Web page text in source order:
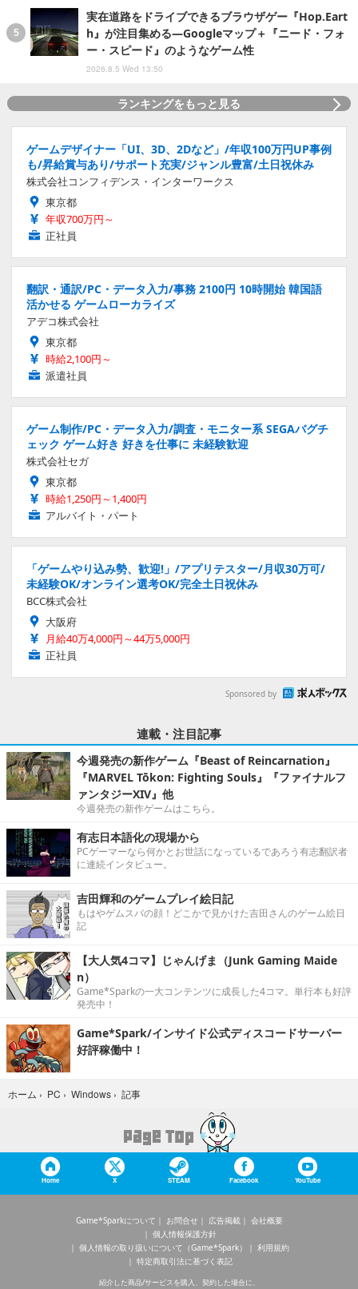
実在道路をドライブできるブラウザゲー『Hop.Eart
h』が注目集める―Googleマップ＋『ニード・フォ
ー・スピード』のようなゲーム性
2026.8.5 Wed 13:50
ランキングをもっと見る
ゲームデザイナー「UI、3D、2Dなど」/年収100万円UP事例
も/昇給賞与あり/サポート充実/ジャンル豊富/土日祝休み
株式会社コンフィデンス・インターワークス
東京都
年収700万円～
正社員
翻訳・通訳/PC・データ入力/事務 2100円 10時開始 韓国語
活かせる ゲームローカライズ
アデコ株式会社
東京都
時給2,100円～
派遣社員
ゲーム制作/PC・データ入力/調査・モニター系 SEGAバグチ
ェック ゲーム好き 好きを仕事に 未経験歓迎
株式会社セガ
東京都
時給1,250円～1,400円
アルバイト・パート
「ゲームやり込み勢、歓迎!」/アプリテスター/月収30万可/
未経験OK/オンライン選考OK/完全土日祝休み
BCC株式会社
大阪府
月給40万4,000円～44万5,000円
正社員
Sponsored by
連載・注目記事
今週発売の新作ゲーム『Beast of Reincarnation』
『MARVEL Tōkon: Fighting Souls』『ファイナルフ
ァンタジーXIV』他
今週発売の新作ゲームはこちら。
有志日本語化の現場から
PCゲーマーなら何かとお世話になっているであろう有志翻訳者
に連続インタビュー。
吉田輝和のゲームプレイ絵日記
もはやゲムスパの顔！どこかで見かけた吉田さんのゲーム絵日
記
【大人気4コマ】じゃんげま（Junk Gaming Maide
n）
Game*Sparkの一大コンテンツに成長した4コマ。単行本も好評
発売中！
Game*Spark/インサイド公式ディスコードサーバー
好評稼働中！
ホーム › PC › Windows › 記事
Home X STEAM Facebook YouTube
Game*Sparkについて お問合せ 広告掲載
会社概要
個人情報保護方針
個人情報の取り扱いについて（Game*Spark）
利用規約
特定商取引法に基づく表記
紹介した商品/サービスを購入、契約した場合に、